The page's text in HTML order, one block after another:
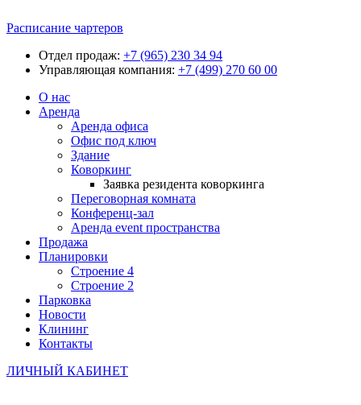
Расписание чартеров
Отдел продаж: +7 (965) 230 34 94
Управляющая компания: +7 (499) 270 60 00
О нас
Аренда
Аренда офиса
Офис под ключ
Здание
Коворкинг
Заявка резидента коворкинга
Переговорная комната
Конференц-зал
Аренда event пространства
Продажа
Планировки
Строение 4
Строение 2
Парковка
Новости
Клининг
Контакты
ЛИЧНЫЙ КАБИНЕТ